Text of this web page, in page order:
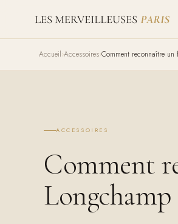
Accueil Accessoires Comment reconnaître
ACCESSOIRES
Comment
Longchamp